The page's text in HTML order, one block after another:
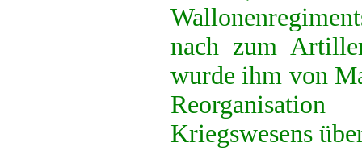
nach zum
wurde ihm von
Kriegswesens